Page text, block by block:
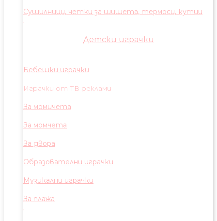
Сушилници, четки за шишета, термоси, кутии
Детски играчки
Бебешки играчки
Играчки от ТВ реклами
За момичета
За момчета
За двора
Образователни играчки
Музикални играчки
За плажа